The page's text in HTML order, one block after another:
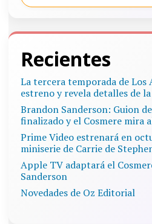
Recientes
La tercera temporada de Los
estreno y revela detalles de la
Brandon Sanderson: Guion
finalizado y el Cosmere mira
Prime Video estrenará en
miniserie de Carrie de
Apple TV adaptará el
Sanderson
Novedades de Oz Editorial